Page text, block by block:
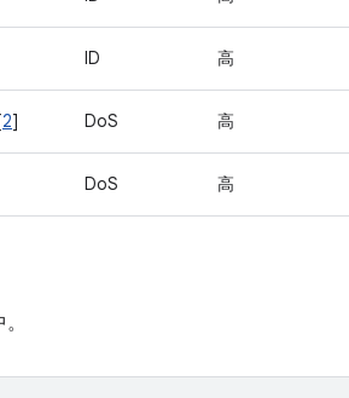
ID 高
2] DoS 高
DoS 高